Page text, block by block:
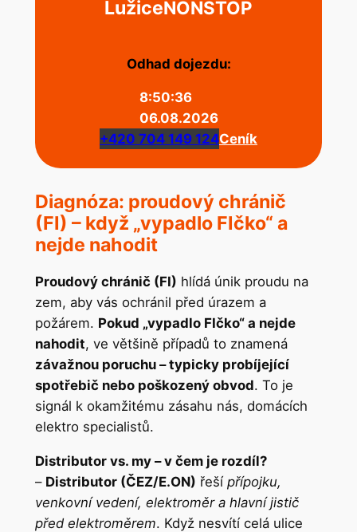
LužiceNONSTOP
Odhad dojezdu:
8:50:36
06.08.2026
+420 704 149 124Ceník
Diagnóza: proudový chránič
(FI) – když „vypadlo FIčko“ a
nejde nahodit
Proudový chránič (FI) hlídá únik proudu na
zem, aby vás ochránil před úrazem a
požárem. Pokud „vypadlo FIčko“ a nejde
nahodit, ve většině případů to znamená
závažnou poruchu – typicky probíjející
spotřebič nebo poškozený obvod. To je
signál k okamžitému zásahu nás, domácích
elektro specialistů.
Distributor vs. my – v čem je rozdíl?
– Distributor (ČEZ/E.ON) řeší přípojku,
venkovní vedení, elektroměr a hlavní jistič
před elektroměrem. Když nesvítí celá ulice